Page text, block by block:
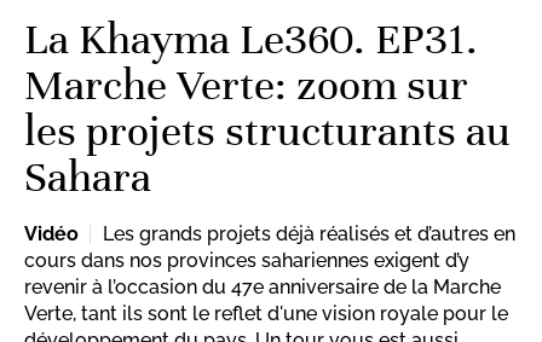
La Khayma Le360. EP31.
Marche Verte: zoom sur
les projets structurants au
Sahara
Vidéo
Les grands projets déjà réalisés et d’autres en
cours dans nos provinces sahariennes exigent d’y
revenir à l’occasion du 47e anniversaire de la Marche
Verte, tant ils sont le reflet d'une vision royale pour le